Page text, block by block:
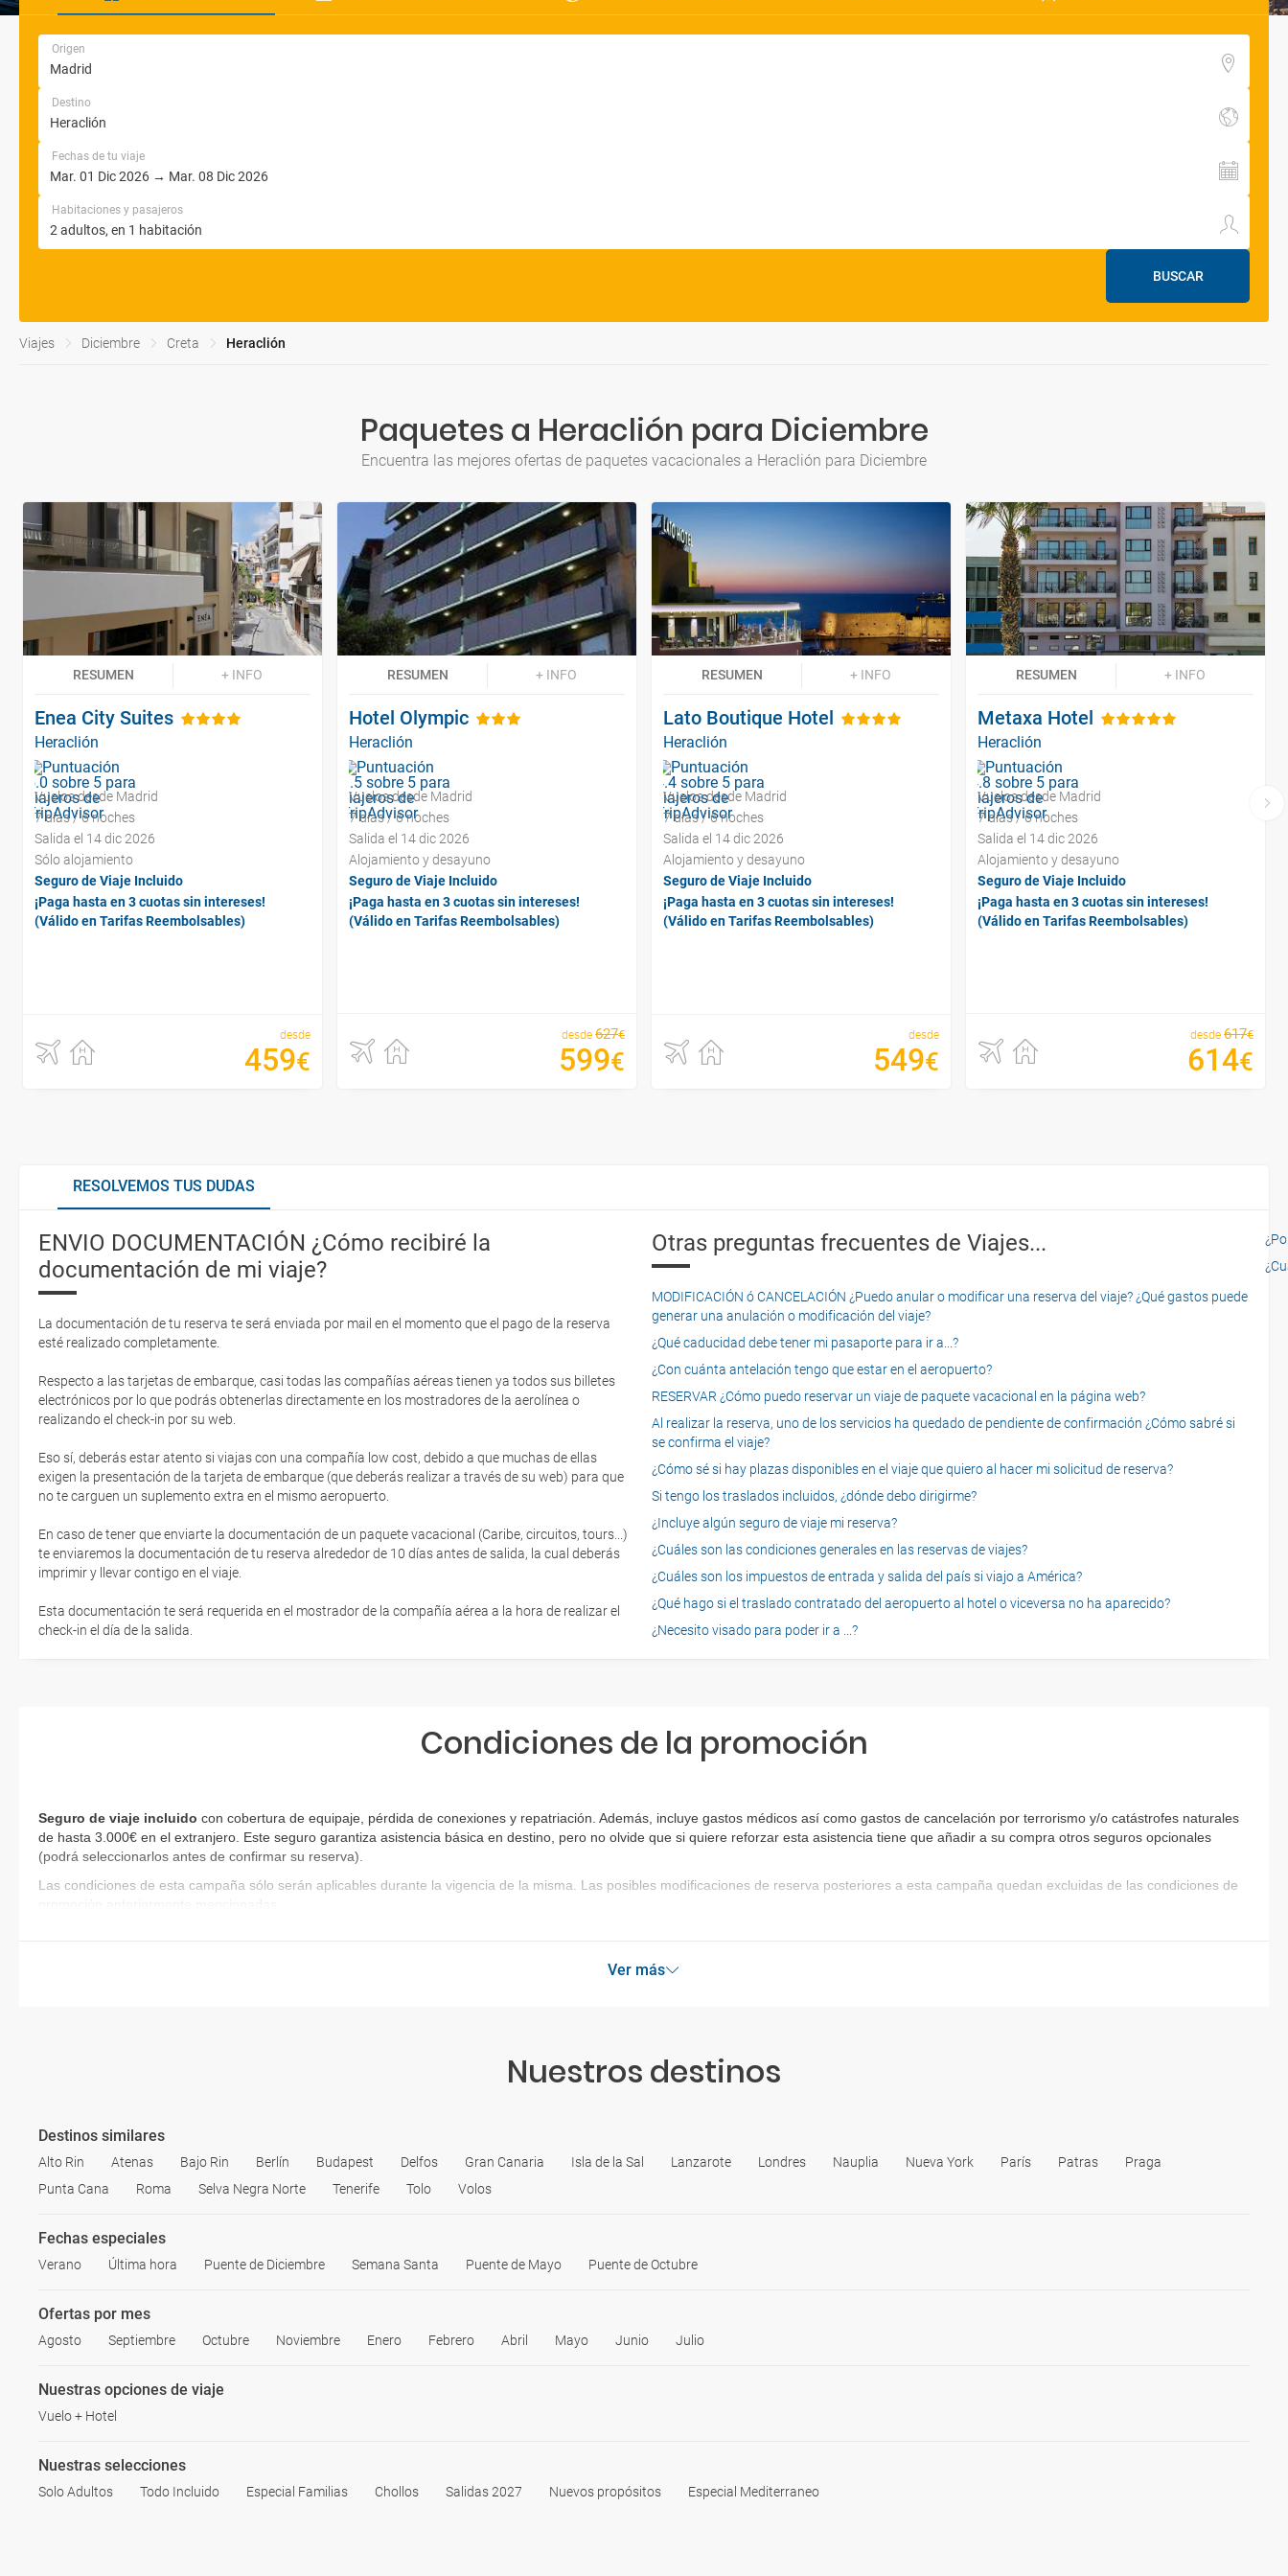
Origen
Destino
Fechas de tu viaje
Habitaciones y pasajeros
BUSCAR
Viajes Diciembre Creta Heraclión
Paquetes a Heraclión para Diciembre
Encuentra las mejores ofertas de paquetes vacacionales a Heraclión para Diciembre
RESUMEN + INFO
Enea City Suites
Heraclión
Vuelos desde Madrid
7 días / 6 noches
Salida el 14 dic 2026
Sólo alojamiento
Seguro de Viaje Incluido
¡Paga hasta en 3 cuotas sin intereses!
(Válido en Tarifas Reembolsables)
desde
459€
RESUMEN + INFO
Hotel Olympic
Heraclión
Vuelos desde Madrid
7 días / 6 noches
Salida el 14 dic 2026
Alojamiento y desayuno
Seguro de Viaje Incluido
¡Paga hasta en 3 cuotas sin intereses!
(Válido en Tarifas Reembolsables)
desde 627€
599€
RESUMEN + INFO
Lato Boutique Hotel
Heraclión
Vuelos desde Madrid
7 días / 6 noches
Salida el 14 dic 2026
Alojamiento y desayuno
Seguro de Viaje Incluido
¡Paga hasta en 3 cuotas sin intereses!
(Válido en Tarifas Reembolsables)
desde
549€
RESUMEN + INFO
Metaxa Hotel
Heraclión
Vuelos desde Madrid
7 días / 6 noches
Salida el 14 dic 2026
Alojamiento y desayuno
Seguro de Viaje Incluido
¡Paga hasta en 3 cuotas sin intereses!
(Válido en Tarifas Reembolsables)
desde 617€
614€
RESOLVEMOS TUS DUDAS
ENVIO DOCUMENTACIÓN ¿Cómo recibiré la
documentación de mi viaje?
La documentación de tu reserva te será enviada por mail en el momento que el pago de la reserva
esté realizado completamente.
Respecto a las tarjetas de embarque, casi todas las compañías aéreas tienen ya todos sus billetes
electrónicos por lo que podrás obtenerlas directamente en los mostradores de la aerolínea o
realizando el check-in por su web.
Eso sí, deberás estar atento si viajas con una compañía low cost, debido a que muchas de ellas
exigen la presentación de la tarjeta de embarque (que deberás realizar a través de su web) para que
no te carguen un suplemento extra en el mismo aeropuerto.
En caso de tener que enviarte la documentación de un paquete vacacional (Caribe, circuitos, tours...)
te enviaremos la documentación de tu reserva alrededor de 10 días antes de salida, la cual deberás
imprimir y llevar contigo en el viaje.
Esta documentación te será requerida en el mostrador de la compañía aérea a la hora de realizar el
check-in el día de la salida.
Otras preguntas frecuentes de Viajes...
MODIFICACIÓN ó CANCELACIÓN ¿Puedo anular o modificar una reserva del viaje? ¿Qué gastos puede
generar una anulación o modificación del viaje?
¿Qué caducidad debe tener mi pasaporte para ir a...?
¿Con cuánta antelación tengo que estar en el aeropuerto?
RESERVAR ¿Cómo puedo reservar un viaje de paquete vacacional en la página web?
Al realizar la reserva, uno de los servicios ha quedado de pendiente de confirmación ¿Cómo sabré si
se confirma el viaje?
¿Cómo sé si hay plazas disponibles en el viaje que quiero al hacer mi solicitud de reserva?
Si tengo los traslados incluidos, ¿dónde debo dirigirme?
¿Incluye algún seguro de viaje mi reserva?
¿Cuáles son las condiciones generales en las reservas de viajes?
¿Cuáles son los impuestos de entrada y salida del país si viajo a América?
¿Qué hago si el traslado contratado del aeropuerto al hotel o viceversa no ha aparecido?
¿Necesito visado para poder ir a ...?
Condiciones de la promoción
Seguro de viaje incluido con cobertura de equipaje, pérdida de conexiones y repatriación. Además, incluye gastos médicos así como gastos de cancelación por terrorismo y/o catástrofes naturales
de hasta 3.000€ en el extranjero. Este seguro garantiza asistencia básica en destino, pero no olvide que si quiere reforzar esta asistencia tiene que añadir a su compra otros seguros opcionales
(podrá seleccionarlos antes de confirmar su reserva)
Las condiciones de esta campaña sólo serán aplicables durante la vigencia de la misma. Las posibles modificaciones de reserva posteriores a esta campaña quedan excluidas de las condiciones de
promoción anteriormente mencionadas.
Ver más
Nuestros destinos
Destinos similares
Alto Rin Atenas Bajo Rin Berlín Budapest Delfos Gran Canaria Isla de la Sal Lanzarote Londres Nauplia Nueva York París Patras
Praga
Punta Cana
Roma Selva Negra Norte Tenerife Tolo Volos
Fechas especiales
Verano Última hora Puente de Diciembre Semana Santa Puente de Mayo Puente de Octubre
Ofertas por mes
Agosto Septiembre Octubre Noviembre Enero Febrero Abril Mayo Junio Julio
Nuestras opciones de viaje
Vuelo + Hotel
Nuestras selecciones
Solo Adultos Todo Incluido Especial Familias Chollos Salidas 2027 Nuevos propósitos Especial Mediterraneo